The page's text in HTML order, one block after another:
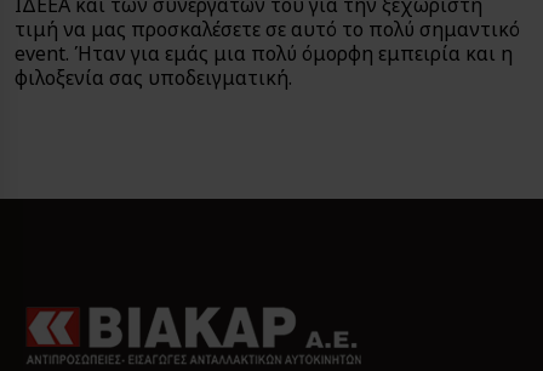
τιμή να μας προσκαλέσετε σε αυτό το πολύ σημαντικό
event. Ήταν για εμάς μια πολύ όμορφη εμπειρία και η
φιλοξενία σας υποδειγματική.